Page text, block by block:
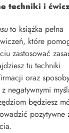
techniki i
to książka pełna
które
zastosować
tu techniki
oraz
negatywnymi
będziesz
pozytywne